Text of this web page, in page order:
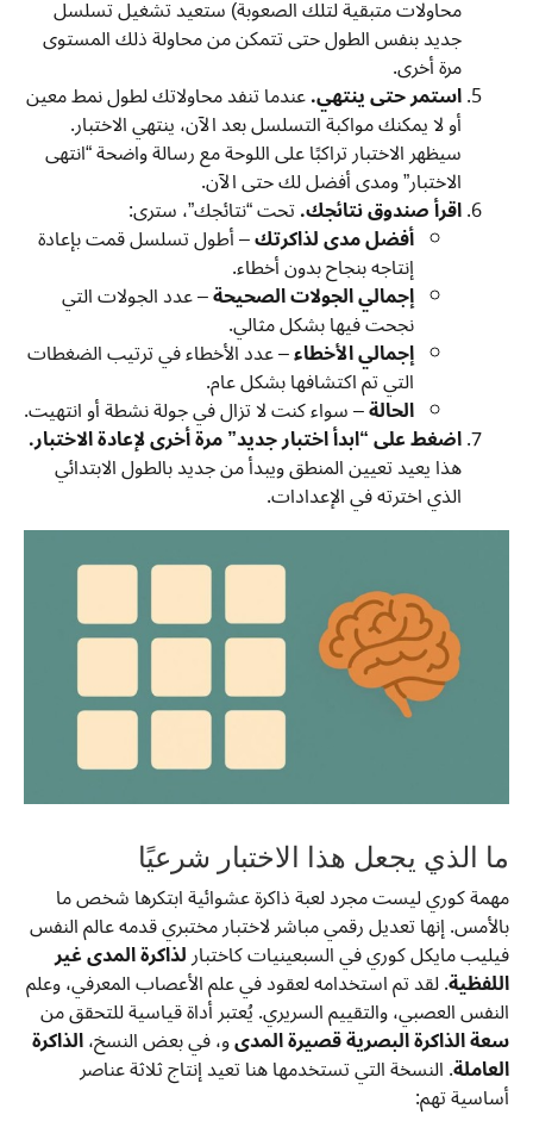
محاولات متبقية لتلك الصعوبة) ستعيد تشغيل تسلسل
جديد بنفس الطول حتى تتمكن من محاولة ذلك المستوى
مرة أخرى.
استمر حتى ينتهي.عندما تنفد محاولاتك لطول نمط معين
أو لا يمكنك مواكبة التسلسل بعد الآن، ينتهي الاختبار.
سيظهر الاختبار تراكبًا على اللوحة مع رسالة واضحة “انتهى
الاختبار” ومدى أفضل لك حتى الآن.
اقرأ صندوق نتائجك.تحت “نتائجك”، سترى:
أفضل مدى لذاكرتك– أطول تسلسل قمت بإعادة
إنتاجه بنجاح بدون أخطاء.
إجمالي الجولات الصحيحة– عدد الجولات التي
نجحت فيها بشكل مثالي.
إجمالي الأخطاء– عدد الأخطاء في ترتيب الضغطات
التي تم اكتشافها بشكل عام.
الحالة– سواء كنت لا تزال في جولة نشطة أو انتهيت.
اضغط على “ابدأ اختبار جديد” مرة أخرى لإعادة الاختبار.
هذا يعيد تعيين المنطق ويبدأ من جديد بالطول الابتدائي
الذي اخترته في الإعدادات.
ما الذي يجعل هذا الاختبار شرعيًا
مهمة كوري ليست مجرد لعبة ذاكرة عشوائية ابتكرها شخص ما
بالأمس. إنها تعديل رقمي مباشر لاختبار مختبري قدمه عالم النفس
فيليب مايكل كوري في السبعينيات كاختبارلذاكرة المدى غير
اللفظية. لقد تم استخدامه لعقود في علم الأعصاب المعرفي، وعلم
النفس العصبي، والتقييم السريري. يُعتبر أداة قياسية للتحقق من
سعة الذاكرة البصرية قصيرة المدىو، في بعض النسخ،الذاكرة
العاملة. النسخة التي تستخدمها هنا تعيد إنتاج ثلاثة عناصر
أساسية تهم: